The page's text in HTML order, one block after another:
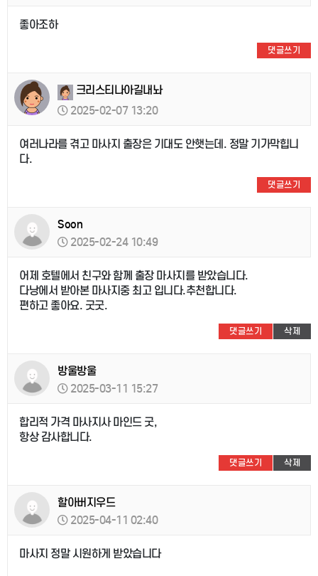
좋아조하
댓글쓰기
크리스티나아길내놔
2025-02-07 13:20
여러나라를 겪고 마사지 출장은 기대도 안햇는데. 정말 기가막힙니
다.
댓글쓰기
Soon
2025-02-24 10:49
어제 호텔에서 친구와 함께 출장 마사지를 받았습니다.
다낭에서 받아본 마사지중 최고 입니다.추천합니다.
편하고 좋아요. 굿굿.
댓글쓰기 삭제
방울방울
2025-03-11 15:27
합리적 가격 마사지사 마인드 굿,
항상 감사합니다.
댓글쓰기 삭제
할아버지우드
2025-04-11 02:40
마사지 정말 시원하게 받았습니다